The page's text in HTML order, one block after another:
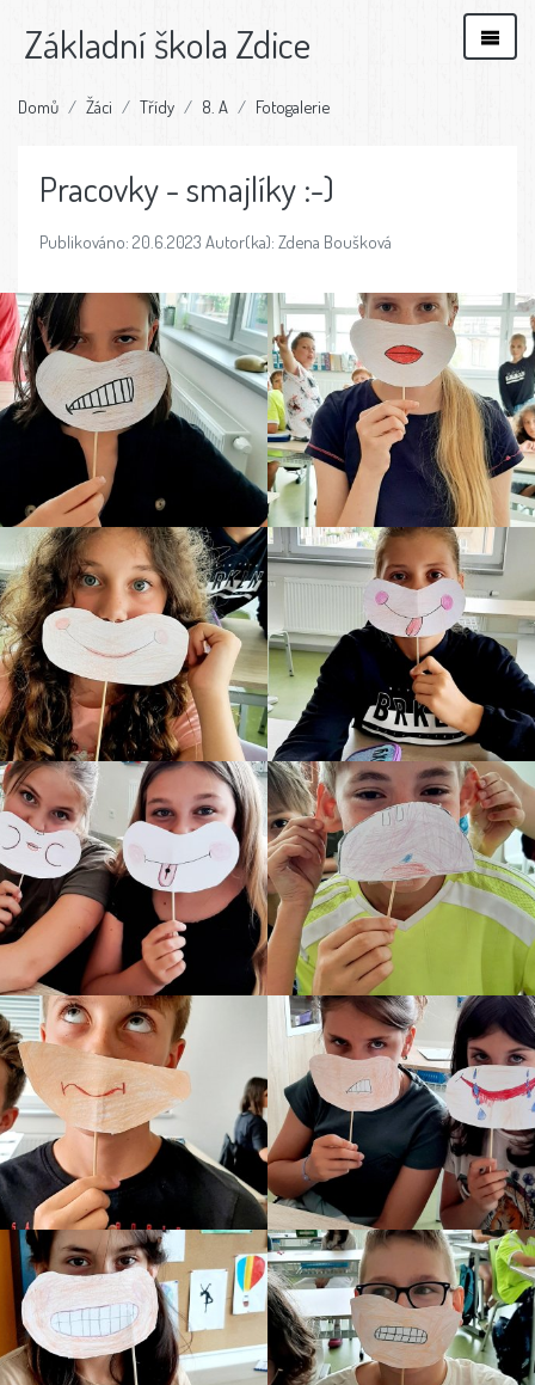
Základní škola Zdice
Domů Žáci Třídy 8. A Fotogalerie
Pracovky - smajlíky :-)
Publikováno: 20.6.2023 Autor(ka): Zdena Boušková